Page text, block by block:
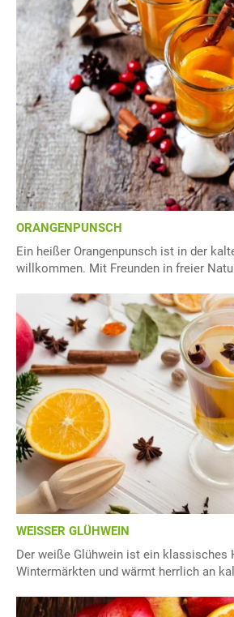
ORANGENPUNSCH
Ein heißer Orangenpunsch ist in der
willkommen. Mit Freunden in freier
WEISSER GLÜHWEIN
Der weiße Glühwein ist ein klassisches
Wintermärkten und wärmt herrlich an